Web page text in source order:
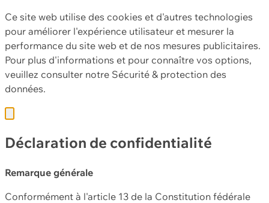
Ce site web utilise des cookies et d'autres technologies
pour améliorer l'expérience utilisateur et mesurer la
performance du site web et de nos mesures publicitaires.
Pour plus d'informations et pour connaître vos options,
veuillez consulter notre Sécurité & protection des
données.
Déclaration de confidentialité
Remarque générale
Conformément à l'article 13 de la Constitution fédérale